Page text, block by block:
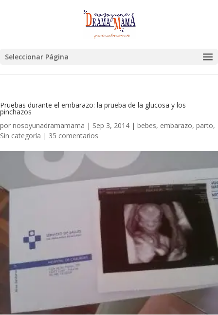
Seleccionar Página
Pruebas durante el embarazo: la prueba de la glucosa y los
pinchazos
por nosoyunadramamama | Sep 3, 2014 | bebes, embarazo, parto,
Sin categoría | 35 comentarios